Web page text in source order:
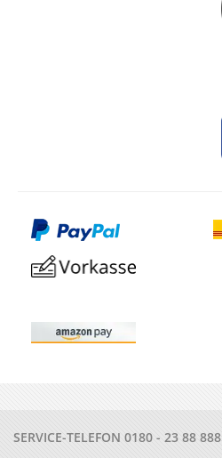
SERVICE-TELEFON 0180 - 23 88 888